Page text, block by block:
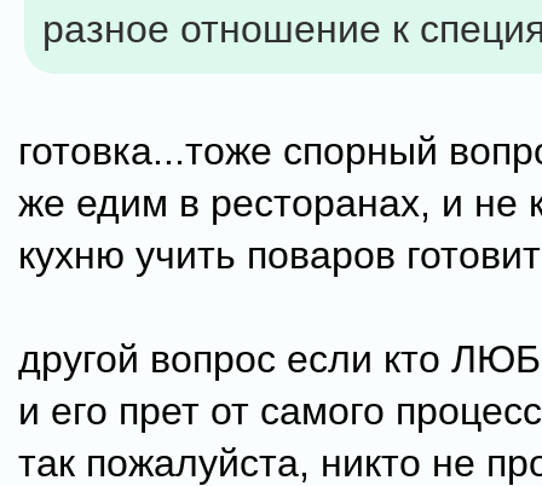
разное отношение к
готовка...тоже спорный
же едим в ресторанах, и не
кухню учить поваров
другой вопрос если кто
и его прет от самого
так пожалуйста, никто не